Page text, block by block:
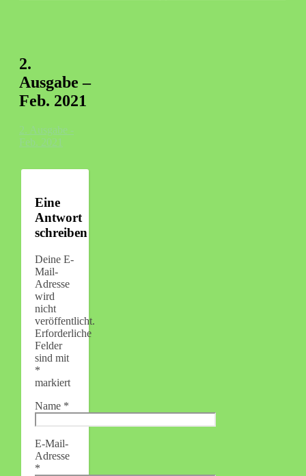
2.
Ausgabe –
Feb. 2021
2. Ausgabe -
Feb. 2021
Eine
Antwort
schreiben
Deine E-
Mail-
Adresse
wird
nicht
veröffentlicht.
Erforderliche
Felder
sind mit
*
markiert
Name *
E-Mail-
Adresse
*